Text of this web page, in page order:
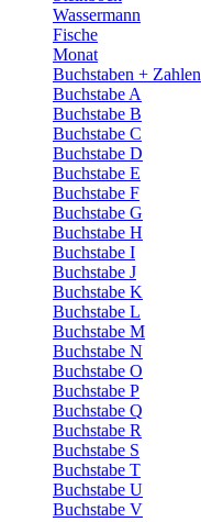
Wassermann
Fische
Monat
Buchstaben + Zahlen
Buchstabe A
Buchstabe B
Buchstabe C
Buchstabe D
Buchstabe E
Buchstabe F
Buchstabe G
Buchstabe H
Buchstabe I
Buchstabe J
Buchstabe K
Buchstabe L
Buchstabe M
Buchstabe N
Buchstabe O
Buchstabe P
Buchstabe Q
Buchstabe R
Buchstabe S
Buchstabe T
Buchstabe U
Buchstabe V